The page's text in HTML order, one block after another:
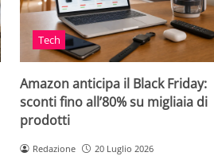
Tech
Amazon anticipa il Black Friday:
sconti fino all’80% su migliaia di
prodotti
Redazione 20 Luglio 2026